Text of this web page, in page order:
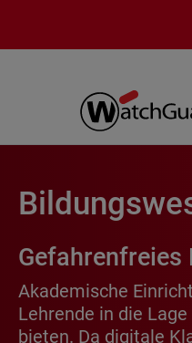
Gefahrenfreies
Akademische
Lehrende in die
bieten. Da digitale